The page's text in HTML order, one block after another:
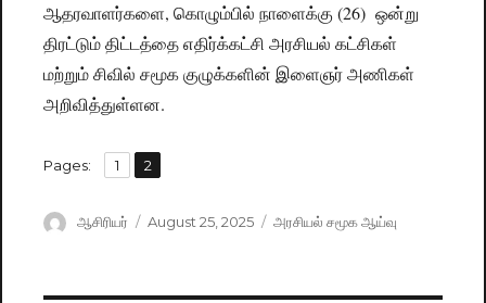
ஆதரவாளர்களை, கொழும்பில் நாளைக்கு (26) ஒன்று
திரட்டும் திட்டத்தை எதிர்க்கட்சி அரசியல் கட்சிகள்
மற்றும் சிவில் சமூக குழுக்களின் இளைஞர் அணிகள்
அறிவித்துள்ளன.
Pages: Page
1 ,
Page
2
Author
ஆசிரியர்
Posted
August 25, 2025 Categories
அரசியல் சமூக ஆய்வு